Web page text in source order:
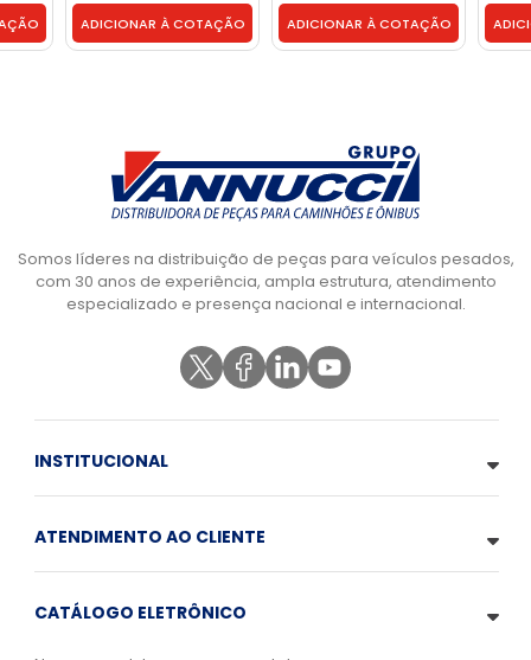
ADICIONAR À COTAÇÃO
TJG311175A
ADICIONAR À COTAÇÃO
Somos líderes na distribuição de peças para veículos pesados,
com 30 anos de experiência, ampla estrutura, atendimento
especializado e presença nacional e internacional.
INSTITUCIONAL
ATENDIMENTO AO CLIENTE
CATÁLOGO ELETRÔNICO